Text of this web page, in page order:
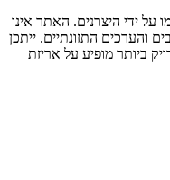
על ידי היצרנים. האתר אינו
והערכים התזונתיים. ייתכן
ביותר מופיע על אריזת